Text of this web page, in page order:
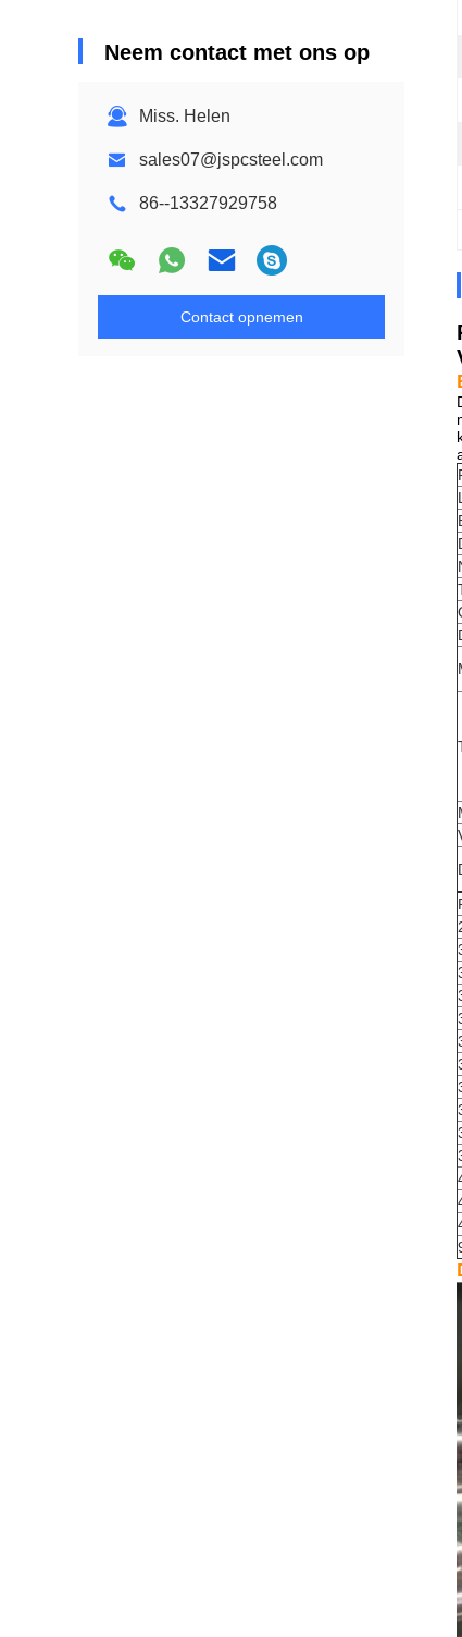
Neem contact met ons op
Miss. Helen
sales07@jspcsteel.com
86--13327929758
Contact opnemen